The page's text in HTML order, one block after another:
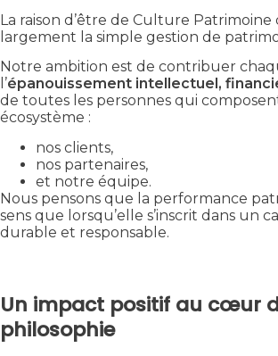
La raison d’être de Culture Patrimoine
largement la simple gestion de
Notre ambition est de contribuer
l’épanouissement intellectuel,
de toutes les personnes qui
écosystème :
nos clients,
nos partenaires,
et notre équipe.
Nous pensons que la performance
sens que lorsqu’elle s’inscrit dans un
durable et responsable.
Un impact positif au cœur
philosophie